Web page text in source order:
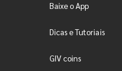
Baixe o App
Dicas e Tutoriais
GIV coins